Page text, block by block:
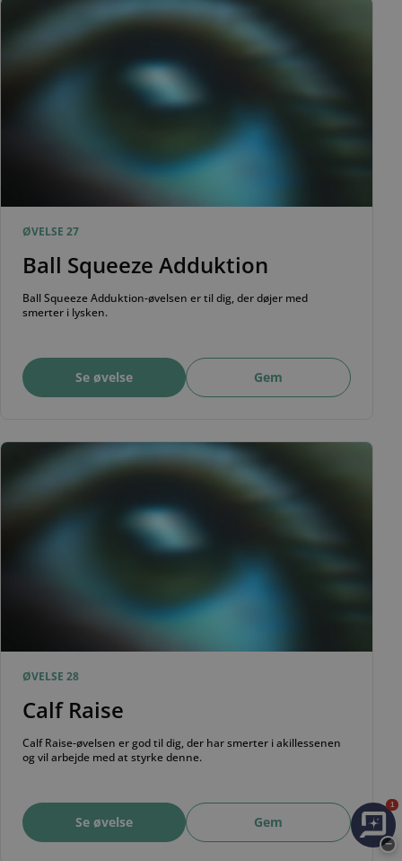
ØVELSE 27
Ball Squeeze Adduktion
Ball Squeeze Adduktion-øvelsen er til dig, der døjer med
smerter i lysken.
Se øvelse Gem
ØVELSE 28
Calf Raise
Calf Raise-øvelsen er god til dig, der har smerter i akillessenen
og vil arbejde med at styrke denne.
Se øvelse Gem
1
−